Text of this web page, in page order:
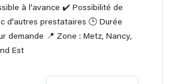
à l’avance ✔️ Possibilité de
d'autres prestataires 🕒 Durée
demande 📍 Zone : Metz, Nancy,
Est